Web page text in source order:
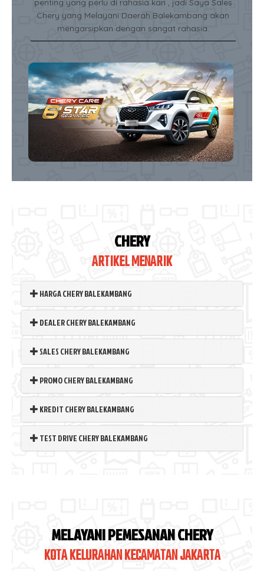
penting yang perlu di rahasia kan , jadi Saya Sales
Chery yang Melayani Daerah Balekambang akan
mengarsipkan dengan sangat rahasia.
CHERY
ARTIKEL MENARIK
HARGA CHERY BALEKAMBANG
DEALER CHERY BALEKAMBANG
SALES CHERY BALEKAMBANG
PROMO CHERY BALEKAMBANG
KREDIT CHERY BALEKAMBANG
TEST DRIVE CHERY BALEKAMBANG
MELAYANI PEMESANAN CHERY
KOTA KELURAHAN KECAMATAN JAKARTA